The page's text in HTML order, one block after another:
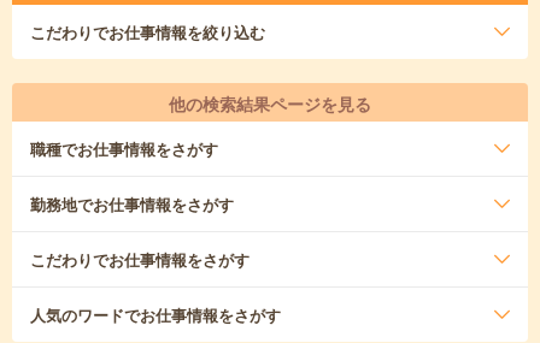
こだわりでお仕事情報を絞り込む
他の検索結果ページを見る
職種でお仕事情報をさがす
勤務地でお仕事情報をさがす
こだわりでお仕事情報をさがす
人気のワードでお仕事情報をさがす